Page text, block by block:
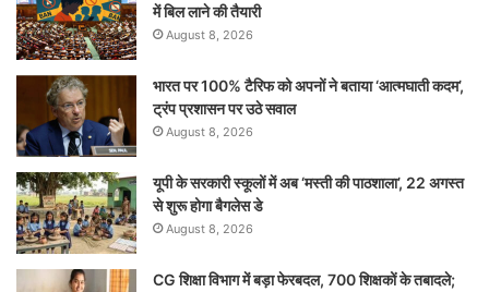
में बिल लाने की तैयारी
August 8, 2026
भारत पर 100% टैरिफ को अपनों ने बताया ‘आत्मघाती कदम’,
ट्रंप प्रशासन पर उठे सवाल
August 8, 2026
यूपी के सरकारी स्कूलों में अब ‘मस्ती की पाठशाला’, 22 अगस्त
से शुरू होगा बैगलेस डे
August 8, 2026
CG शिक्षा विभाग में बड़ा फेरबदल, 700 शिक्षकों के तबादले;